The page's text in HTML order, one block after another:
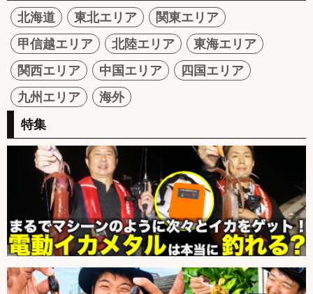
北海道 東北エリア
関東エリア
甲信越エリア
北陸エリア
東海エリア
関西エリア
中国エリア
四国エリア
九州エリア
海外
特集